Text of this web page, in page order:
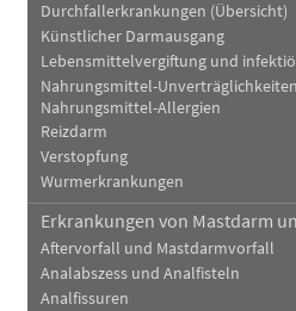
Durchfallerkrankungen (Übersicht)
Künstlicher Darmausgang
Lebensmittelvergiftung und
Nahrungsmittel-
Nahrungsmittel-Allergien
Reizdarm
Verstopfung
Wurmerkrankungen
Erkrankungen von Mastdarm
Aftervorfall und Mastdarmvorfall
Analabszess und Analfisteln
Analfissuren